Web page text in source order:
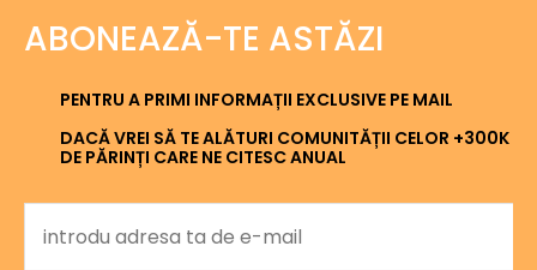
ABONEAZĂ-TE ASTĂZI
PENTRU A PRIMI INFORMAȚII EXCLUSIVE PE MAIL
DACĂ VREI SĂ TE ALĂTURI COMUNITĂȚII CELOR +300K
DE PĂRINȚI CARE NE CITESC ANUAL